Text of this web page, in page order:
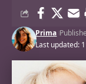
Last updated:
Prima